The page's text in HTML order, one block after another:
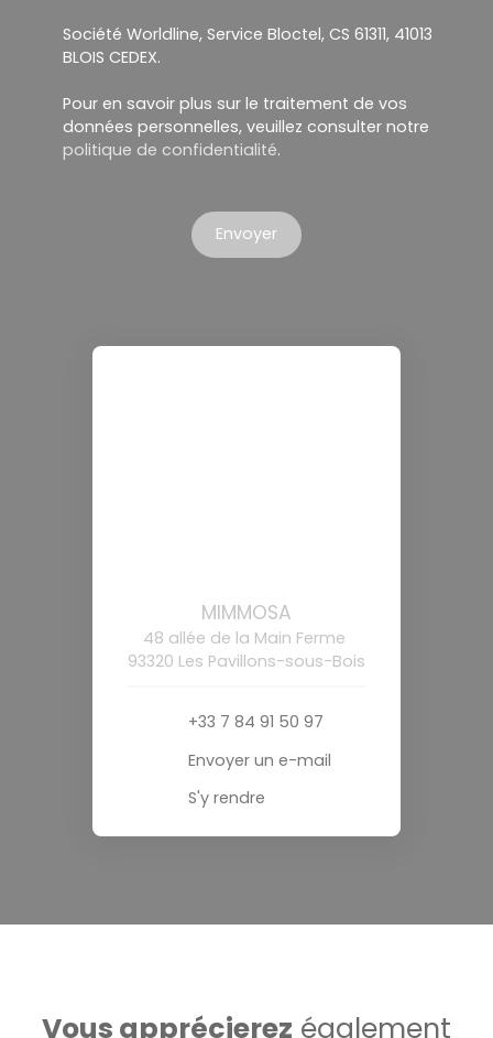
Société Worldline, Service Bloctel, CS 61311, 41013
BLOIS CEDEX.
Pour en savoir plus sur le traitement de vos
données personnelles, veuillez consulter notre
politique de confidentialité.
Envoyer
MIMMOSA
48 allée de la Main Ferme
93320 Les Pavillons-sous-Bois
+33 7 84 91 50 97
Envoyer un e-mail
S'y rendre
Vous apprécierez également